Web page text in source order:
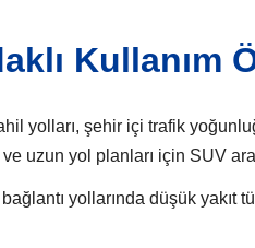
Kullanım
yolları, şehir içi trafik
uzun yol planları için SUV
yollarında düşük yakıt